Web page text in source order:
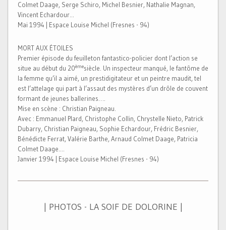
Colmet Daage, Serge Schiro, Michel Besnier, Nathalie Magnan,
Vincent Echardour...
Mai 1994 | Espace Louise Michel (Fresnes - 94)
MORT AUX ÉTOILES
Premier épisode du feuilleton fantastico-policier dont l’action se
situe au début du 20èmesiècle. Un inspecteur manqué, le fantôme de
la femme qu’il a aimé, un prestidigitateur et un peintre maudit, tel
est l’attelage qui part à l’assaut des mystères d’un drôle de couvent
formant de jeunes ballerines….
Mise en scène : Christian Paigneau.
Avec : Emmanuel Plard, Christophe Collin, Chrystelle Nieto, Patrick
Dubarry, Christian Paigneau, Sophie Echardour, Frédric Besnier,
Bénédicte Ferrat, Valérie Barthe, Arnaud Colmet Daage, Patricia
Colmet Daage....
Janvier 1994 | Espace Louise Michel (Fresnes - 94)
| PHOTOS - LA SOIF DE DOLORINE |